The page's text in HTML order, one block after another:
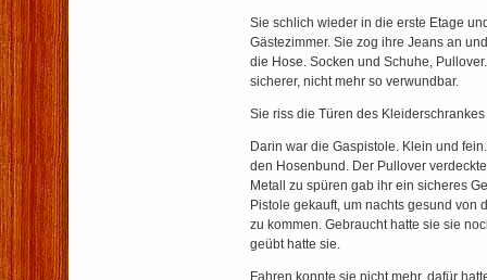
Sie schlich wieder in die erste Etage
Gästezimmer. Sie zog ihre Jeans an
die Hose. Socken und Schuhe,
sicherer, nicht mehr so verwundbar.
Sie riss die Türen des
Darin war die Gaspistole. Klein und
den Hosenbund. Der Pullover
Metall zu spüren gab ihr ein sicheres
Pistole gekauft, um nachts gesund von
zu kommen. Gebraucht hatte sie sie
geübt hatte sie.
Fahren konnte sie nicht mehr, dafür